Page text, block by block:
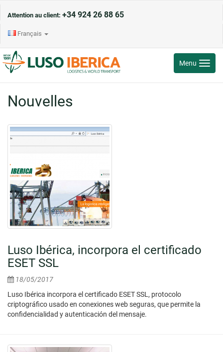
Attention au client: +34 924 26 88 65
Français
Toggle
Menu
Nouvelles
Luso Ibérica, incorpora el certificado
ESET SSL
18/05/2017
Luso Ibérica incorpora el certificado ESET SSL, protocolo
criptográfico usado en conexiones web seguras, que permite la
confidencialidad y autenticación del mensaje.